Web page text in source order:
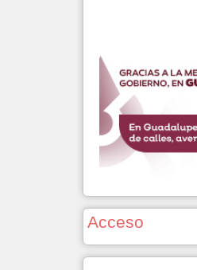
Acceso